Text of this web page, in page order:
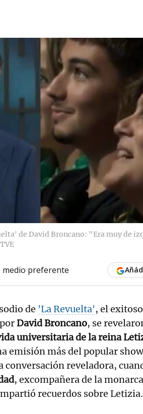
de David Broncano: "Era muy de
medio preferente
de 'La Revuelta', el
David Broncano, se
universitaria de la reina
emisión más del popular
reveladora,
, excompañera de la
recuerdos sobre Letizia.